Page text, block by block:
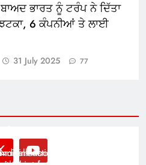
ਭਾਰਤ ਨੂੰ ਟਰੰਪ ਨੇ ਦਿੱਤਾ
6 ਕੰਪਨੀਆਂ ਤੇ ਲਾਈ
31 July 2025 77
look of modern
talk about the latest in